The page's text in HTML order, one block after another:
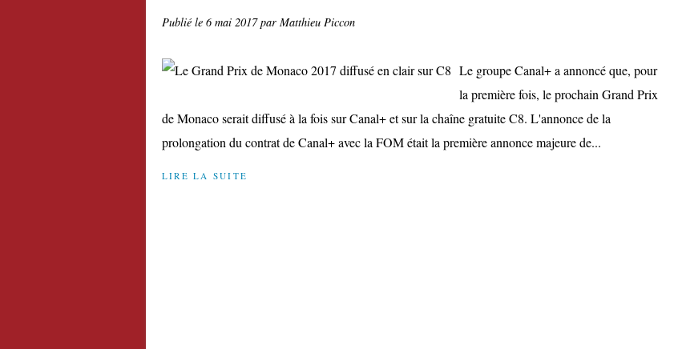
Publié le 6 mai 2017par Matthieu Piccon
Le groupe Canal+ a annoncé que, pour
la première fois, le prochain Grand Prix
de Monaco serait diffusé à la fois sur Canal+ et sur la chaîne gratuite C8. L'annonce de la
prolongation du contrat de Canal+ avec la FOM était la première annonce majeure de...
LIRE LA SUITE